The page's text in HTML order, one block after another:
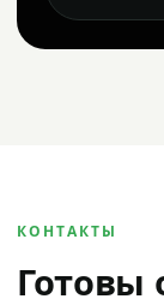
КОНТАКТЫ
Готовы